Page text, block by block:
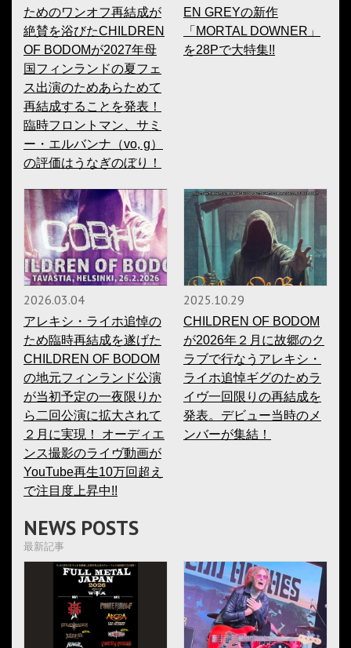
ためのワンオフ再結成が
絶賛を浴びたCHILDREN
OF BODOMが2027年母
国フィンランドの夏フェ
ス出演のためあらためて
再結成することを発表！
臨時フロントマン、サミ
ー・エルバンナ（vo, g）
の評価はうなぎのぼり！
EN GREYの新作
「MORTAL DOWNER」
を28Pで大特集!!
2026.03.04
アレキシ・ライホ追悼の
ため臨時再結成を遂げた
CHILDREN OF BODOM
の地元フィンランド公演
が当初予定の一夜限りか
ら二回公演に拡大されて
２月に実現！ オーディエ
ンス撮影のライヴ動画が
YouTube再生10万回超え
で注目度上昇中!!
2025.10.29
CHILDREN OF BODOM
が2026年２月に故郷のク
ラブで行なうアレキシ・
ライホ追悼ギグのためラ
イヴ一回限りの再結成を
発表。デビュー当時のメ
ンバーが集結！
NEWS POSTS
最新記事